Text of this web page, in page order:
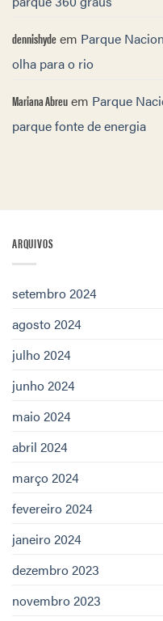
dennishydeem Parque
olha para o rio
Mariana Abreuem Parque
parque fonte de energia
ARQUIVOS
setembro 2024
agosto 2024
julho 2024
junho 2024
maio 2024
abril 2024
março 2024
fevereiro 2024
janeiro 2024
dezembro 2023
novembro 2023